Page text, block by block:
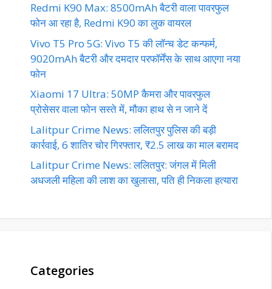
Redmi K90 Max: 8500mAh बैटरी वाला पावरफुल
फोन आ रहा है, Redmi K90 का लुक वायरल
Vivo T5 Pro 5G: Vivo T5 की लॉन्च डेट कन्फर्म,
9020mAh बैटरी और दमदार परफॉर्मेंस के साथ आएगा नया
फोन
Xiaomi 17 Ultra: 50MP कैमरा और पावरफुल
प्रोसेसर वाला फोन सस्ते में, मौका हाथ से न जाने दें
Lalitpur Crime News: ललितपुर पुलिस की बड़ी
कार्रवाई, 6 शातिर चोर गिरफ्तार, ₹2.5 लाख का माल बरामद
Lalitpur Crime News: ललितपुर: जंगल में मिली
अधजली महिला की लाश का खुलासा, पति ही निकला हत्यारा
Categories